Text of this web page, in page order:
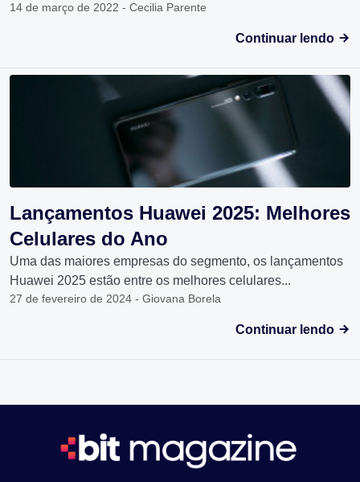
14 de março de 2022 - Cecilia Parente
Continuar lendo
Lançamentos Huawei 2025: Melhores
Celulares do Ano
Uma das maiores empresas do segmento, os lançamentos
Huawei 2025 estão entre os melhores celulares...
27 de fevereiro de 2024 - Giovana Borela
Continuar lendo